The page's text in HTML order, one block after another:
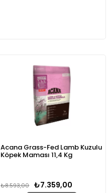
Acana Grass-Fed Lamb Kuzulu
Köpek Maması 11,4 Kg
₺7.359,00
₺8.593,00